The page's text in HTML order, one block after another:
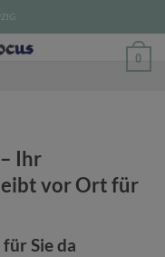
0
Ihr
vor Ort für
Sie da